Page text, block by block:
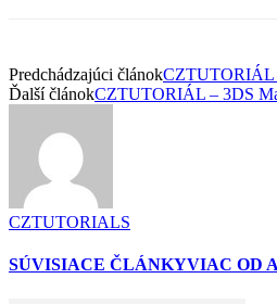
Predchádzajúci článokCZTUTORIÁL
Ďalší článokCZTUTORIÁL – 3DS
CZTUTORIALS
SÚVISIACE ČLÁNKYVIAC OD